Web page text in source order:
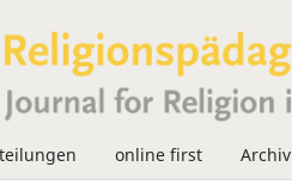
online first Archiv